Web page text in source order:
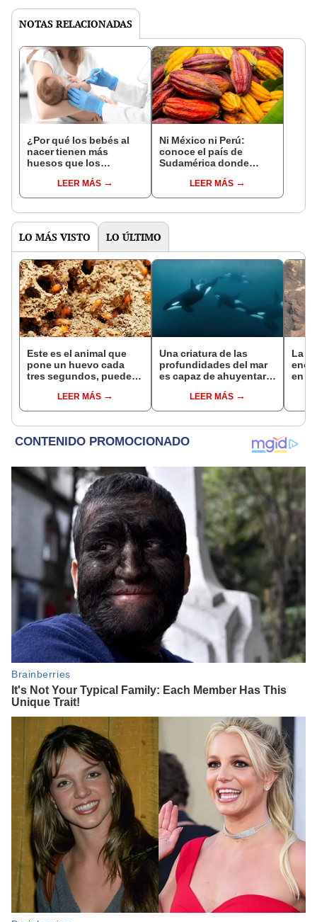
NOTAS RELACIONADAS
¿Por qué los bebés al
nacer tienen más
huesos que los
LEER MÁS
Ni México ni Perú:
conoce el país de
Sudamérica donde
estudioLEER MÁS
LO MÁS VISTO LO ÚLTIMO
Este es el animal que
pone un huevo cada
tres segundos, puede
habita en casi todo el
planeta, excepto en la
LEER MÁS
Una criatura de las
profundidades del mar
es capaz de ahuyentar
LEER MÁS
La
en